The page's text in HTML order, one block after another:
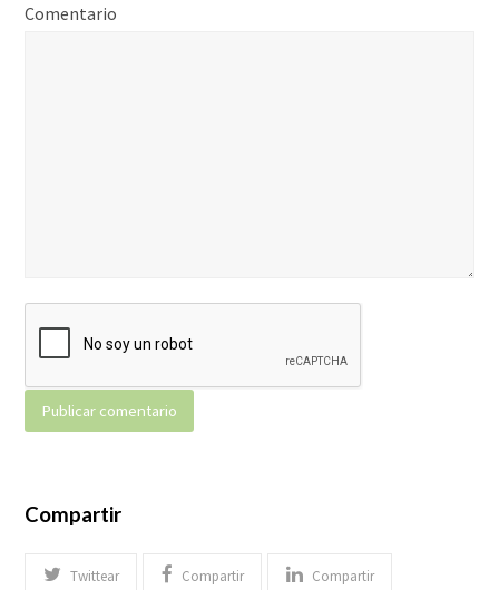
Comentario
Compartir
Twittear Compartir Compartir